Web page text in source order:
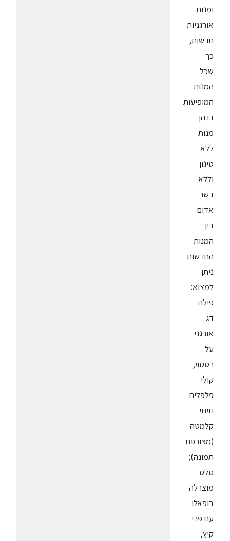
ומנות
אורגניות
חדשות,
כך
שכל
המנות
המופיעות
בו הן
מנות
ללא
טיגון
וללא
בשר
אדום.
בין
המנות
החדשות
ניתן
למצוא:
פילה
דג
אורגני
על
רטטוי,
קולי
פלפלים
וזיתי
קלמטה
(מצורפת
תמונה);
סלט
מוצרלה
בופאלו
עם פרי
קיץ,